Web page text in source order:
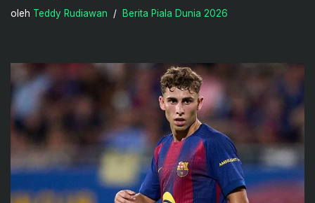
oleh Teddy Rudiawan Berita Piala Dunia 2026